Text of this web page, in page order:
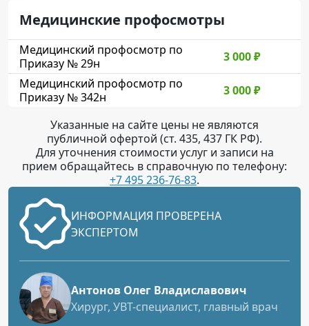
Медицинские профосмотры
Медицинский профосмотр по
Приказу № 29н
3 000₽
Медицинский профосмотр по
Приказу № 342н
3 000₽
Указанные на сайте цены не являются
публичной офертой (ст. 435, 437 ГК РФ).
Для уточнения стоимости услуг и записи на
прием обращайтесь в справочную по телефону:
+7 495 236-76-83.
ИНФОРМАЦИЯ ПРОВЕРЕНА
ЭКСПЕРТОМ
Антонов Олег Владиславович
Хирург, УВТ-специалист, главный врач